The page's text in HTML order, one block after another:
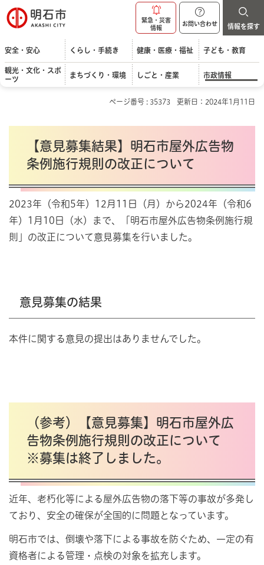
明石市
緊急・災害
情報
お問い合わせ 情報を探す
安全・安心 くらし・手続き 健康・医療・福祉 子ども・教育
観光・文化・スポ
ーツ
まちづくり・環境 しごと・産業 市政情報
ページ番号 : 35373 更新日：2024年1月11日
【意見募集結果】明石市屋外広告物
条例施行規則の改正について
2023年（令和5年）12月11日（月）から2024年（令和6
年）1月10日（水）まで、「明石市屋外広告物条例施行規
則」の改正について意見募集を行いました。
意見募集の結果
本件に関する意見の提出はありませんでした。
（参考）【意見募集】明石市屋外広
告物条例施行規則の改正について
※募集は終了しました。
近年、老朽化等による屋外広告物の落下等の事故が多発し
ており、安全の確保が全国的に問題となっています。
明石市では、倒壊や落下による事故を防ぐため、一定の有
資格者による管理・点検の対象を拡充します。